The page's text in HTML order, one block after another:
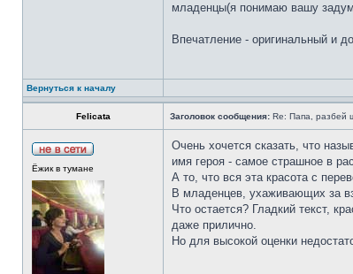
младенцы(я понимаю вашу
Впечатление - оригинальный и
Вернуться к началу
Felicata Заголовок сообщения: Re: Папа, разбей
Ёжик в тумане
Очень хочется сказать, что
имя героя - самое страшное в
А то, что вся эта красота с
В младенцев, ухаживающих за
Что остается? Гладкий текст,
даже прилично.
Но для высокой оценки